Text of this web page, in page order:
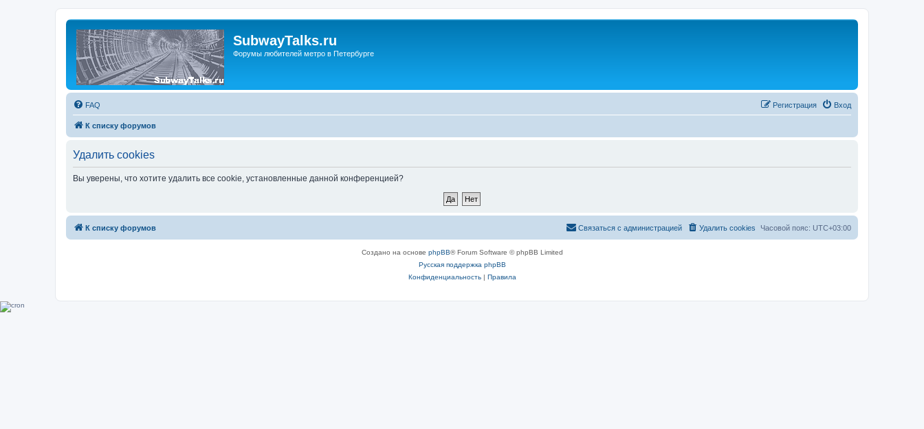
SubwayTalks.ru
Форумы любителей метро в Петербурге
FAQ Вход
Регистрация
К списку форумов
Удалить cookies
Вы уверены, что хотите удалить все cookie, установленные данной конференцией?
К списку форумов Часовой пояс: UTC+03:00
Удалить cookies
Связаться с администрацией
Создано на основе phpBB® Forum Software © phpBB Limited
Русская поддержка phpBB
Конфиденциальность| Правила